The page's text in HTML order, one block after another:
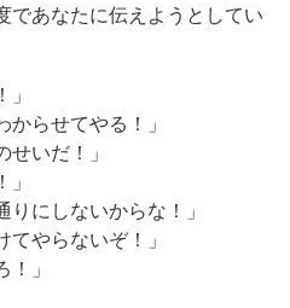
であなたに伝えようとしてい
からせてやる！」
せいだ！」
りにしないからな！」
てやらないぞ！」
！」